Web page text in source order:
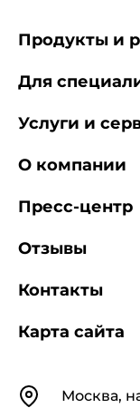
КонтактыМосква,
Продукты и
Для
Услуги и
О компании
Пресс-центр
Отзывы
Контакты
Карта сайта